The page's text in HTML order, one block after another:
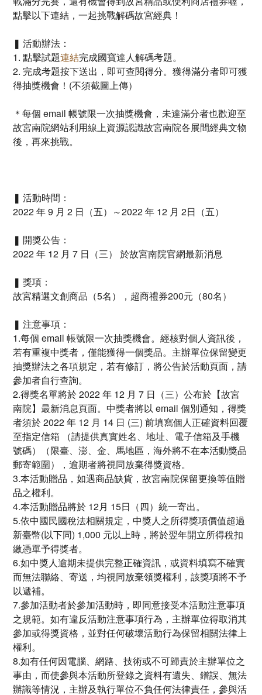
點擊以下連結，一起挑戰解碼故宮經典！
❚ 活動辦法：
1. 點擊試題連結完成國寶達人解碼考題。
2. 完成考題按下送出，即可查閱得分。獲得滿分者即可獲
得抽獎機會！(不須截圖上傳）
＊每個 email 帳號限一次抽獎機會，未達滿分者也歡迎至
故宮南院網站利用線上資源認識故宮南院各展間經典文物
後，再來挑戰。
❚ 活動時間：
2022 年 9 月 2 日（五）～2022 年 12 月 2日（五）
❚ 開獎公告：
2022 年 12 月 7 日（三） 於故宮南院官網最新消息
❚ 獎項：
故宮精選文創商品（5名），超商禮券200元（80名）
❚ 注意事項：
1.每個 email 帳號限一次抽獎機會。經核對個人資訊後，
若有重複中獎者，僅能獲得一個獎品。主辦單位保留變更
抽獎辦法之各項規定，若有修訂，將公告於活動頁面，請
參加者自行查詢。
2.得獎名單將於 2022 年 12 月 7 日（三）公布於【故宮
南院】最新消息頁面。中獎者將以 email 個別通知，得獎
者須於 2022 年 12 月 14 日 (三) 前填寫個人正確資料回覆
至指定信箱 （請提供真實姓名、地址、電子信箱及手機
號碼）（限臺、澎、金、馬地區，海外將不在本活動獎品
郵寄範圍），逾期者將視同放棄得獎資格。
3.本活動贈品，如遇商品缺貨，故宮南院保留更換等值贈
品之權利。
4.本活動贈品將於 12月 15日（四）統一寄出。
5.依中國民國稅法相關規定，中獎人之所得獎項價值超過
新臺幣(以下同) 1,000 元以上時，將於翌年開立所得稅扣
繳憑單予得獎者。
6.如中獎人逾期未提供完整正確資訊，或資料填寫不確實
而無法聯絡、寄送，均視同放棄領獎權利，該獎項將不予
以遞補。
7.參加活動者於參加活動時，即同意接受本活動注意事項
之規範。如有違反活動注意事項行為，主辦單位得取消其
參加或得獎資格，並對任何破壞活動行為保留相關法律上
權利。
8.如有任何因電腦、網路、技術或不可歸責於主辦單位之
事由，而使參與本活動所登錄之資料有遺失、鐠誤、無法
辦識等情況，主辦及執行單位不負任何法律責任，參與活